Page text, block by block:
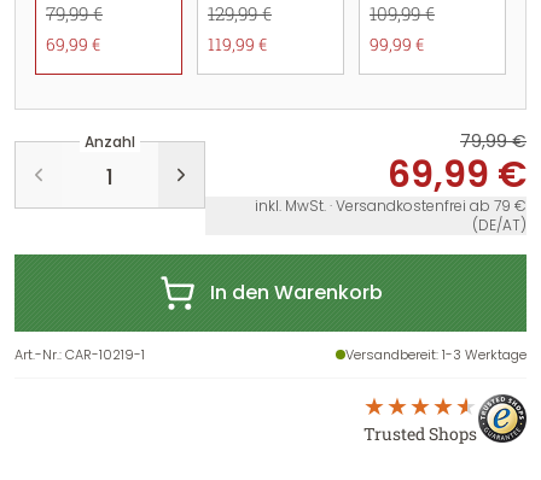
79,99 €
69,99 €
129,99 €
119,99 €
109,99 €
99,99 €
Anzahl 79,99 €
69,99 €
inkl. MwSt. · Versandkostenfrei ab 79 €
(DE/AT)
In den Warenkorb
Art.-Nr.:CAR-10219-1 Versandbereit: 1-3 Werktage
Trusted Shops